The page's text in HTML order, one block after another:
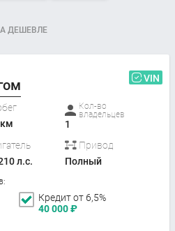
ДЕШЕВЛЕ
VIN
Кол-во
владельцев
1
л.с.
Привод
Полный
Кредит от 6,5%
40 000₽